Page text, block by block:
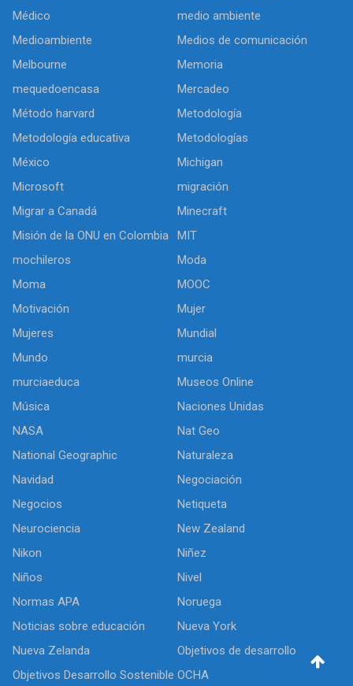
Médico
medio ambiente
Medioambiente
Medios de comunicación
Melbourne
Memoria
mequedoencasa
Mercadeo
Método harvard
Metodología
Metodología educativa
Metodologías
México
Michigan
Microsoft
migración
Migrar a Canadá
Minecraft
Misión de la ONU en Colombia
MIT
mochileros
Moda
Moma
MOOC
Motivación
Mujer
Mujeres
Mundial
Mundo
murcia
murciaeduca
Museos Online
Música
Naciones Unidas
NASA
Nat Geo
National Geographic
Naturaleza
Navidad
Negociación
Negocios
Netiqueta
Neurociencia
New Zealand
Nikon
Niñez
Niños
Nivel
Normas APA
Noruega
Noticias sobre educación
Nueva York
Nueva Zelanda
Objetivos de desarrollo
Objetivos Desarrollo Sostenible OCHA